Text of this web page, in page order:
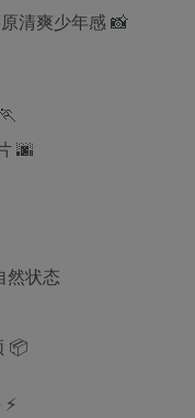
清爽少年感 📸
🌆
然状态
📦